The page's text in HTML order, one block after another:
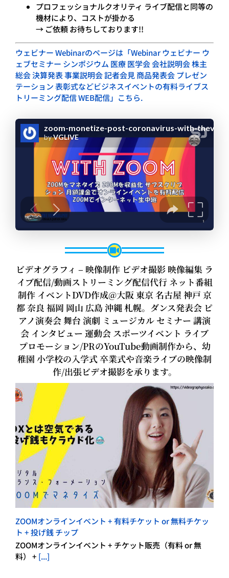
プロフェッショナルクオリティ ライブ配信と同等の
機材により、コストが掛かる
→ ご依頼 お待ちしております!!
ウェビナー Webinarのページは「Webinar ウェビナー ウ
ェブセミナー シンポジウム 医療 医学会 会社説明会 株主
総会 決算発表 事業説明会 記者会見 商品発表会 プレゼン
テーション 表彰式などビジネスイベントの有料ライブス
トリーミング配信 WEB配信」こちら.
ビデオグラフィ – 映像制作 ビデオ撮影 映像編集 ラ
イブ配信/動画ストリーミング配信代行 ネット番組
制作 イベントDVD作成@大阪 東京 名古屋 神戸 京
都 奈良 福岡 岡山 広島 沖縄 札幌。ダンス発表会 ピ
アノ演奏会 舞台 演劇 ミュージカル セミナー 講演
会 インタビュー 運動会 スポーツイベント ライブ
プロモーション/PRのYouTube動画制作から、幼
稚園 小学校の入学式 卒業式や音楽ライブの映像制
作/出張ビデオ撮影を承ります。
ZOOMオンラインイベント + 有料チケット or 無料チケッ
ト + 投げ銭 チップ
ZOOMオンラインイベント + チケット販売（有料 or 無
料） + [...]